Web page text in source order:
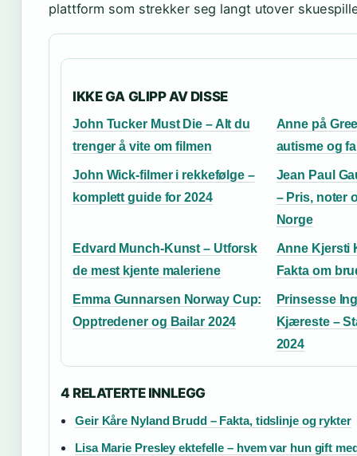
plattform som strekker seg langt utover
IKKE GA GLIPP AV DISSE
John Tucker Must Die – Alt du
trenger å vite om filmen
Anne på
autisme og
John Wick-filmer i rekkefølge –
komplett guide for 2024
Jean Paul
– Pris, noter
Norge
Edvard Munch-Kunst – Utforsk
de mest kjente maleriene
Anne Kjersti
Fakta om
Emma Gunnarsen Norway Cup:
Opptredener og Bailar 2024
Prinsesse
Kjæreste –
2024
4 RELATERTE INNLEGG
Geir Kåre Nyland Brudd – Fakta, tidslinje og rykter
Lisa Marie Presley ektefelle – hvem var hun gift